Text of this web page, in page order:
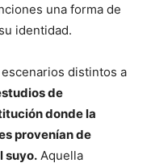
una forma de
identidad.
distintos a
de
donde la
provenían de
suyo. Aquella